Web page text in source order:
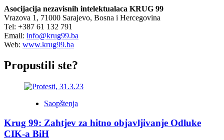
Asocijacija nezavisnih intelektualaca KRUG 99
Vrazova 1, 71000 Sarajevo, Bosna i Hercegovina
Tel: +387 61 132 791
Email: info@krug99.ba
Web: www.krug99.ba
Propustili ste?
Saopštenja
Krug 99: Zahtjev za hitno objavljivanje Odluke
CIK-a BiH